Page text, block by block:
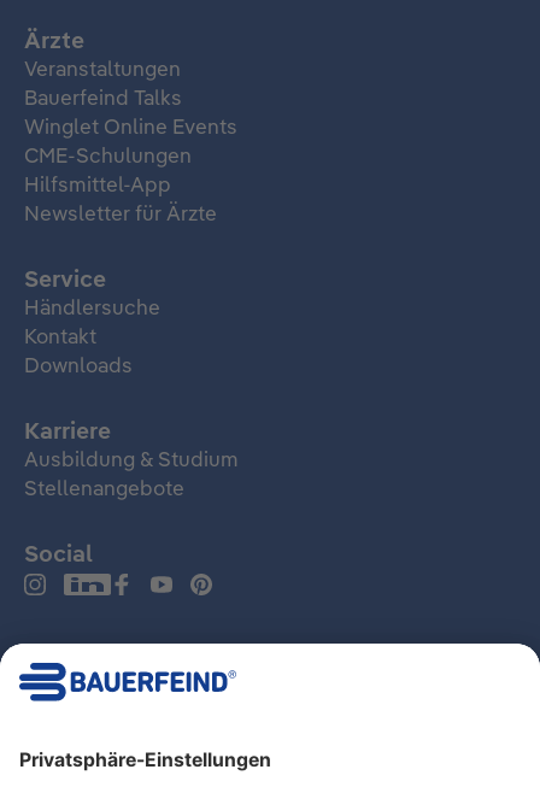
Ärzte
Veranstaltungen
Bauerfeind Talks
Winglet Online Events
CME-Schulungen
Hilfsmittel-App
Newsletter für Ärzte
Service
Händlersuche
Kontakt
Downloads
Karriere
Ausbildung & Studium
Stellenangebote
Social
Deutschland
Impressum
Datenschutz